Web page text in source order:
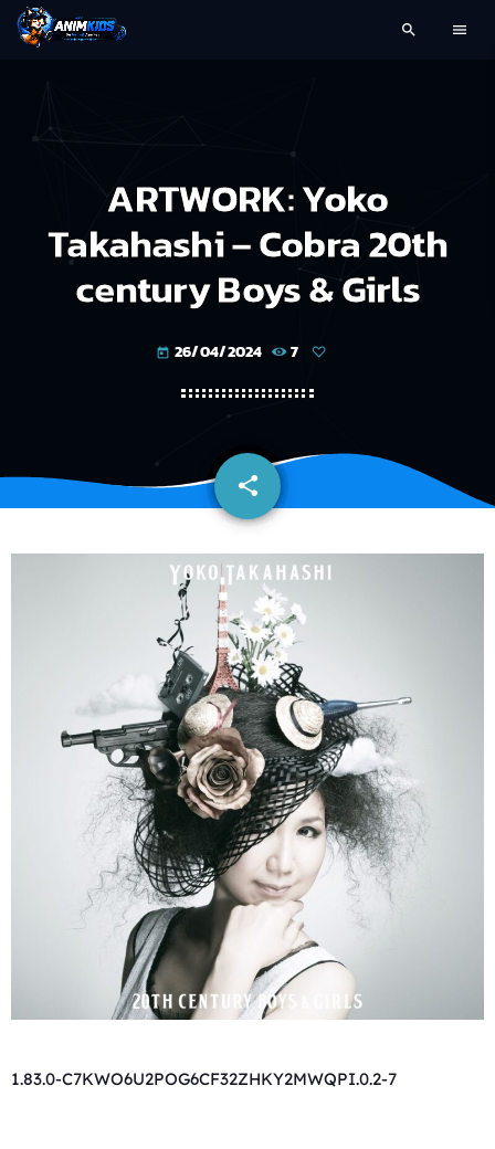
search menu
ARTWORK: Yoko
Takahashi – Cobra 20th
century Boys & Girls
today 26/04/2024 7
share
email
1.83.0-C7KWO6U2POG6CF32ZHKY2MWQPI.0.2-7